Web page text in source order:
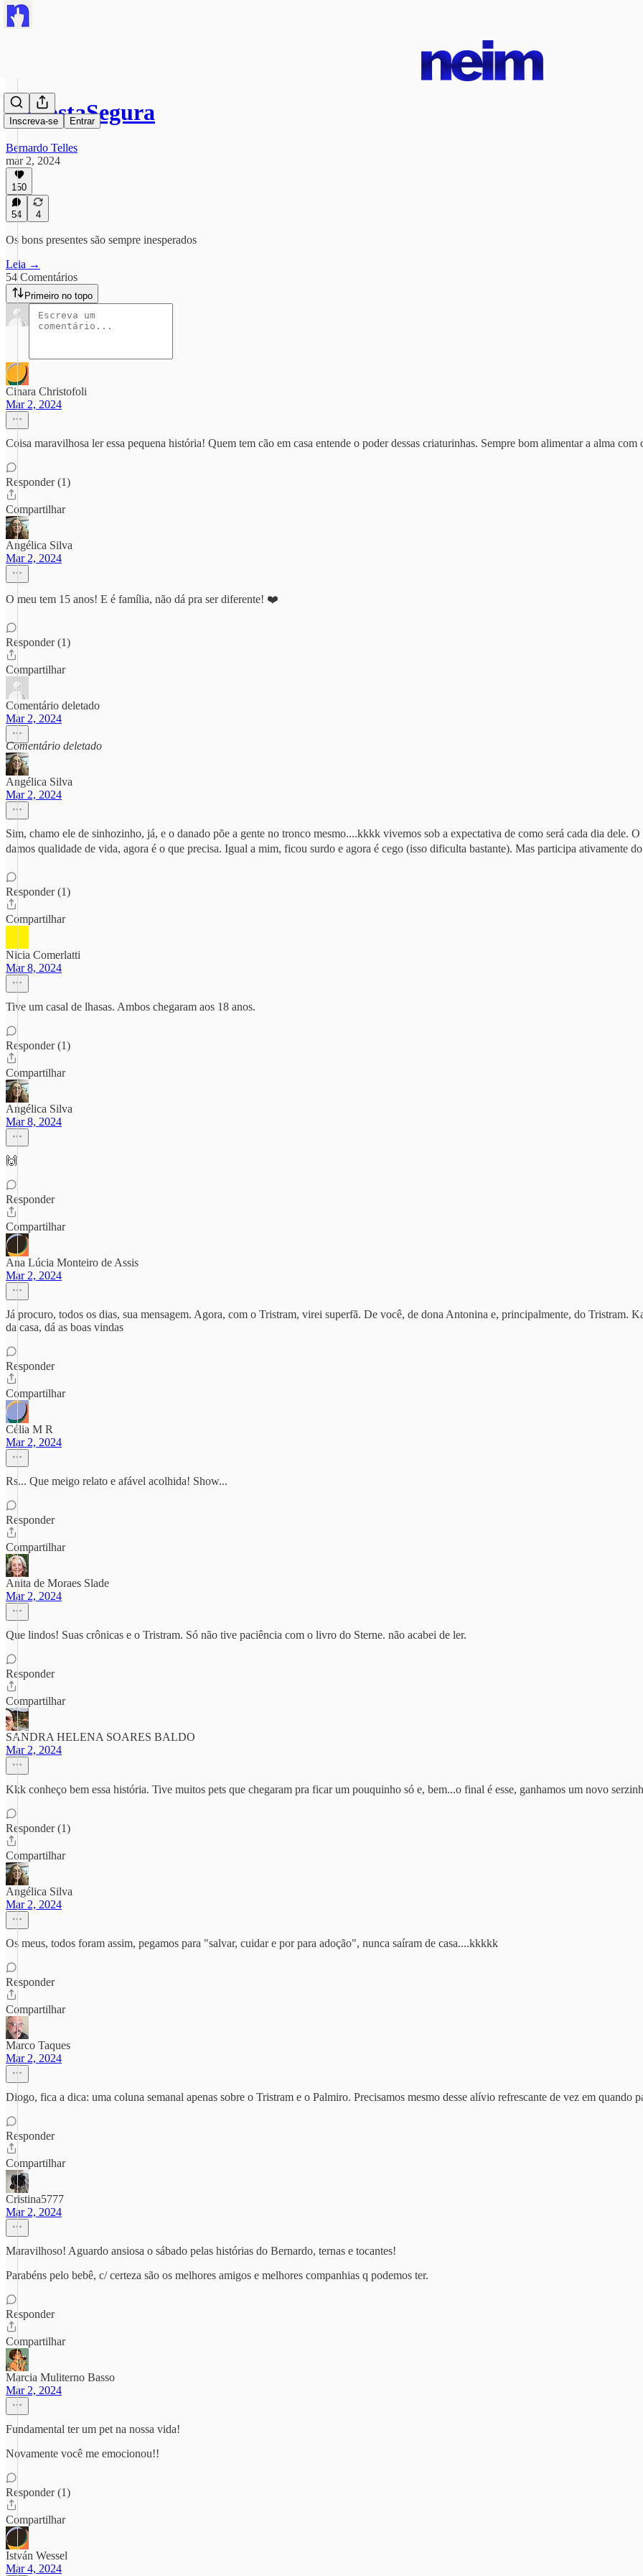
Inscreva-se Entrar
#ApostaSegura
Bernardo Telles
mar 2, 2024
150
54 4
Os bons presentes são sempre inesperados
Leia →
54 Comentários
Primeiro no topo
Cinara Christofoli
Mar 2, 2024
Coisa maravilhosa ler essa pequena história! Quem tem cão em casa entende o poder dessas criaturinhas. Sempre bom alimentar a alma com
Responder (1)
Compartilhar
Angélica Silva
Mar 2, 2024
O meu tem 15 anos! E é família, não dá pra ser diferente! ❤️
Responder (1)
Compartilhar
Comentário deletado
Mar 2, 2024
Comentário deletado
Angélica Silva
Mar 2, 2024
Sim, chamo ele de sinhozinho, já, e o danado põe a gente no tronco mesmo....kkkk vivemos sob a expectativa de como será cada dia dele.
damos qualidade de vida, agora é o que precisa. Igual a mim, ficou surdo e agora é cego (isso dificulta bastante). Mas participa ativamente
Responder (1)
Compartilhar
Nicia Comerlatti
Mar 8, 2024
Tive um casal de lhasas. Ambos chegaram aos 18 anos.
Responder (1)
Compartilhar
Angélica Silva
Mar 8, 2024
🙌
Responder
Compartilhar
Ana Lúcia Monteiro de Assis
Mar 2, 2024
Já procuro, todos os dias, sua mensagem. Agora, com o Tristram, virei superfã. De você, de dona Antonina e, principalmente, do Tristram.
da casa, dá as boas vindas
Responder
Compartilhar
Célia M R
Mar 2, 2024
Rs... Que meigo relato e afável acolhida! Show...
Responder
Compartilhar
Anita de Moraes Slade
Mar 2, 2024
Que lindos! Suas crônicas e o Tristram. Só não tive paciência com o livro do Sterne. não acabei de ler.
Responder
Compartilhar
SANDRA HELENA SOARES BALDO
Mar 2, 2024
Kkk conheço bem essa história. Tive muitos pets que chegaram pra ficar um pouquinho só e, bem...o final é esse, ganhamos um novo
Responder (1)
Compartilhar
Angélica Silva
Mar 2, 2024
Os meus, todos foram assim, pegamos para "salvar, cuidar e por para adoção", nunca saíram de casa....kkkkk
Responder
Compartilhar
Marco Taques
Mar 2, 2024
Diogo, fica a dica: uma coluna semanal apenas sobre o Tristram e o Palmiro. Precisamos mesmo desse alívio refrescante de vez em quando
Responder
Compartilhar
Cristina5777
Mar 2, 2024
Maravilhoso! Aguardo ansiosa o sábado pelas histórias do Bernardo, ternas e tocantes!
Parabéns pelo bebê, c/ certeza são os melhores amigos e melhores companhias q podemos ter.
Responder
Compartilhar
Marcia Muliterno Basso
Mar 2, 2024
Fundamental ter um pet na nossa vida!
Novamente você me emocionou!!
Responder (1)
Compartilhar
István Wessel
Mar 4, 2024